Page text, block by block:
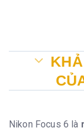
Nikon Focus 6 là